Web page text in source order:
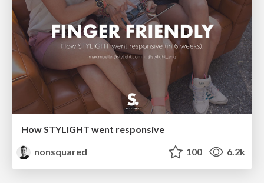
How STYLIGHT went responsive
nonsquared
100 6.2k